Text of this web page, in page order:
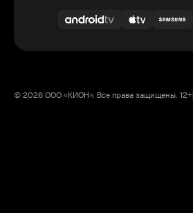
© 2026 ООО «КИОН». Все права защищены. 12+